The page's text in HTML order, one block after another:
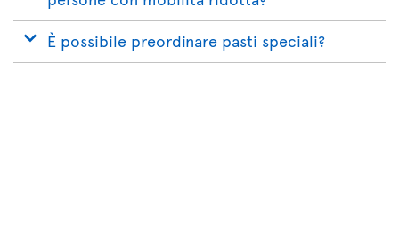
È possibile preordinare pasti speciali?